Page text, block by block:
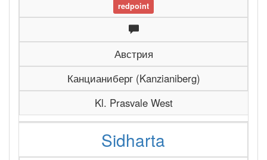
redpoint
Австрия
Канцианиберг (Kanzianiberg)
Kl. Prasvale West
Sidharta